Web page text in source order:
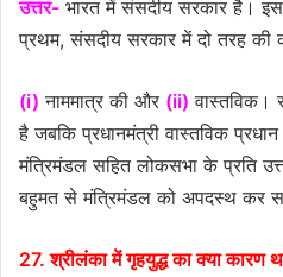
उत्तर- भारत में संसदीय सरकार है।
प्रथम, संसदीय सरकार में दो तरह की
(i) नाममात्र की और (ii) वास्तविक।
है जबकि प्रधानमंत्री वास्तविक
मंत्रिमंडल सहित लोकसभा के प्रति
बहुमत से मंत्रिमंडल को अपदस्थ कर
27. श्रीलंका में गृहयुद्ध का क्या कारण